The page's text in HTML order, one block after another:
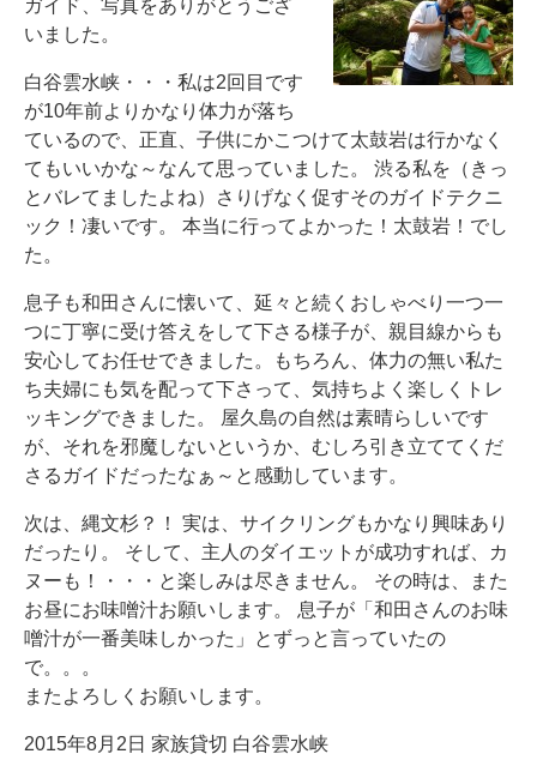
ガイド、写真をありがとうござ
いました。
白谷雲水峡・・・私は2回目です
が10年前よりかなり体力が落ち
ているので、正直、子供にかこつけて太鼓岩は行かなく
てもいいかな～なんて思っていました。 渋る私を（きっ
とバレてましたよね）さりげなく促すそのガイドテクニ
ック！凄いです。 本当に行ってよかった！太鼓岩！でし
た。
息子も和田さんに懐いて、延々と続くおしゃべり一つ一
つに丁寧に受け答えをして下さる様子が、親目線からも
安心してお任せできました。もちろん、体力の無い私た
ち夫婦にも気を配って下さって、気持ちよく楽しくトレ
ッキングできました。 屋久島の自然は素晴らしいです
が、それを邪魔しないというか、むしろ引き立ててくだ
さるガイドだったなぁ～と感動しています。
次は、縄文杉？！ 実は、サイクリングもかなり興味あり
だったり。 そして、主人のダイエットが成功すれば、カ
ヌーも！・・・と楽しみは尽きません。 その時は、また
お昼にお味噌汁お願いします。 息子が「和田さんのお味
噌汁が一番美味しかった」とずっと言っていたの
で。。。
またよろしくお願いします。
2015年8月2日 家族貸切 白谷雲水峡